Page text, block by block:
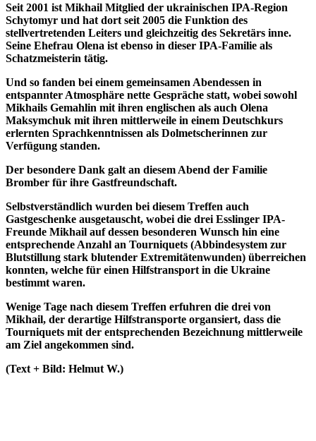
Seit 2001 ist Mikhail Mitglied der ukrainischen IPA-Region
Schytomyr und hat dort seit 2005 die Funktion des
stellvertretenden Leiters und gleichzeitig des Sekretärs inne.
Seine Ehefrau Olena ist ebenso in dieser IPA-Familie als
Schatzmeisterin tätig.
Und so fanden bei einem gemeinsamen Abendessen in
entspannter Atmosphäre nette Gespräche statt, wobei sowohl
Mikhails Gemahlin mit ihren englischen als auch Olena
Maksymchuk mit ihren mittlerweile in einem Deutschkurs
erlernten Sprachkenntnissen als Dolmetscherinnen zur
Verfügung standen.
Der besondere Dank galt an diesem Abend der Familie
Bromber für ihre Gastfreundschaft.
Selbstverständlich wurden bei diesem Treffen auch
Gastgeschenke ausgetauscht, wobei die drei Esslinger IPA-
Freunde Mikhail auf dessen besonderen Wunsch hin eine
entsprechende Anzahl an Tourniquets (Abbindesystem zur
Blutstillung stark blutender Extremitätenwunden) überreichen
konnten, welche für einen Hilfstransport in die Ukraine
bestimmt waren.
Wenige Tage nach diesem Treffen erfuhren die drei von
Mikhail, der derartige Hilfstransporte organsiert, dass die
Tourniquets mit der entsprechenden Bezeichnung mittlerweile
am Ziel angekommen sind.
(Text + Bild: Helmut W.)